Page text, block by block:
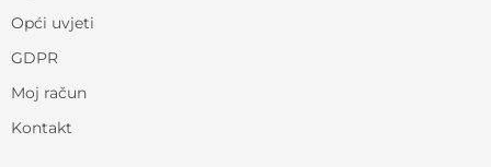
Opći uvjeti
GDPR
Moj račun
Kontakt